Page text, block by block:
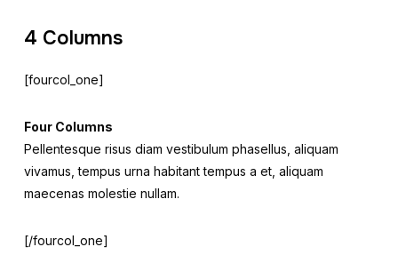
4 Columns
[fourcol_one]
Four Columns
Pellentesque risus diam vestibulum phasellus, aliquam
vivamus, tempus urna habitant tempus a et, aliquam
maecenas molestie nullam.
[/fourcol_one]